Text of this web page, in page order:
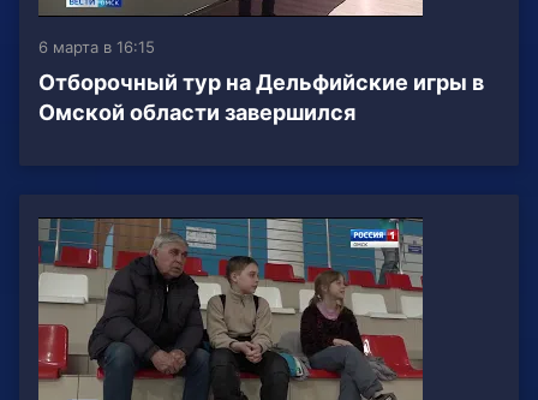
6 марта в 16:15
Отборочный тур на Дельфийские игры в
Омской области завершился